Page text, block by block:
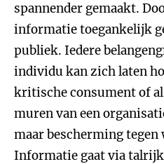
spannender gemaakt.
informatie toegankelijk
publiek. Iedere
individu kan zich laten
kritische consument of
muren van een
maar bescherming tegen
Informatie gaat via